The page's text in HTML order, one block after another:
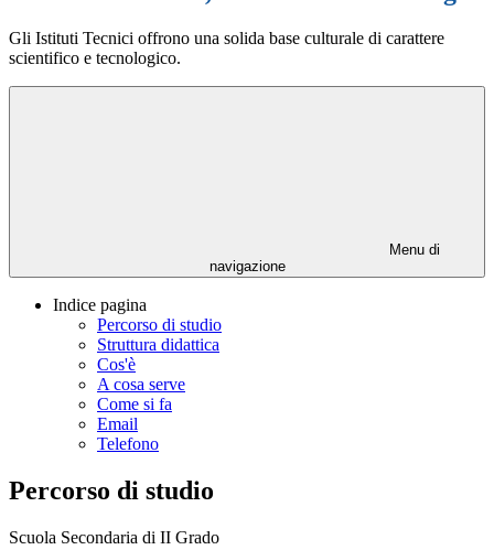
Gli Istituti Tecnici offrono una solida base culturale di carattere
scientifico e tecnologico.
Menu di
navigazione
Indice pagina
Percorso di studio
Struttura didattica
Cos'è
A cosa serve
Come si fa
Email
Telefono
Percorso di studio
Scuola Secondaria di II Grado